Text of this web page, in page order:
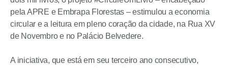
pela APRE e Embrapa Florestas – estimulou a economia
circular e a leitura em pleno coração da cidade, na Rua XV
de Novembro e no Palácio Belvedere.
A iniciativa, que está em seu terceiro ano consecutivo,